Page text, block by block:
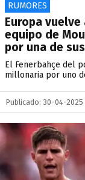
RUMORES
Europa
equipo de
por una de
El Fenerbahçe del
millonaria por uno
Publicado: 30-04-2025